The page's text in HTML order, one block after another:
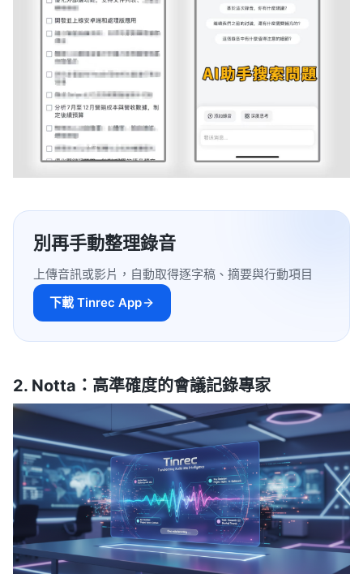
別再手動整理錄音
上傳音訊或影片，自動取得逐字稿、摘要與行動項目
下載 Tinrec App
2. Notta：高準確度的會議記錄專家